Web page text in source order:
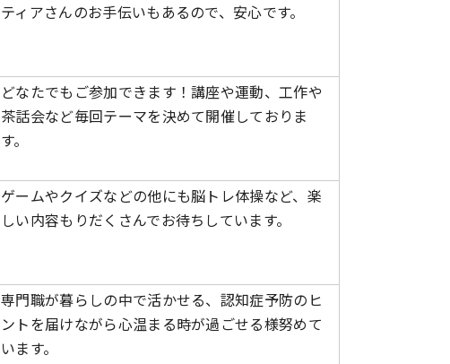
ティアさんのお手伝いもあるので、安心です。
どなたでもご参加できます！講座や運動、工作や
茶話会など毎回テーマを決めて開催しておりま
す。
ゲームやクイズなどの他にも脳トレ体操など、楽
しい内容もりだくさんでお待ちしています。
専門職が暮らしの中で活かせる、認知症予防のヒ
ントを届けながら心温まる時が過ごせる様努めて
います。